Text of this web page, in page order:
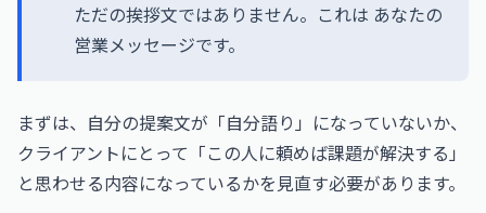
ただの挨拶文ではありません。これは あなたの
営業メッセージです。
まずは、自分の提案文が「自分語り」になっていないか、
クライアントにとって「この人に頼めば課題が解決する」
と思わせる内容になっているかを見直す必要があります。